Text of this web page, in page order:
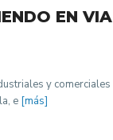
EN VIA
y comerciales
e [más]